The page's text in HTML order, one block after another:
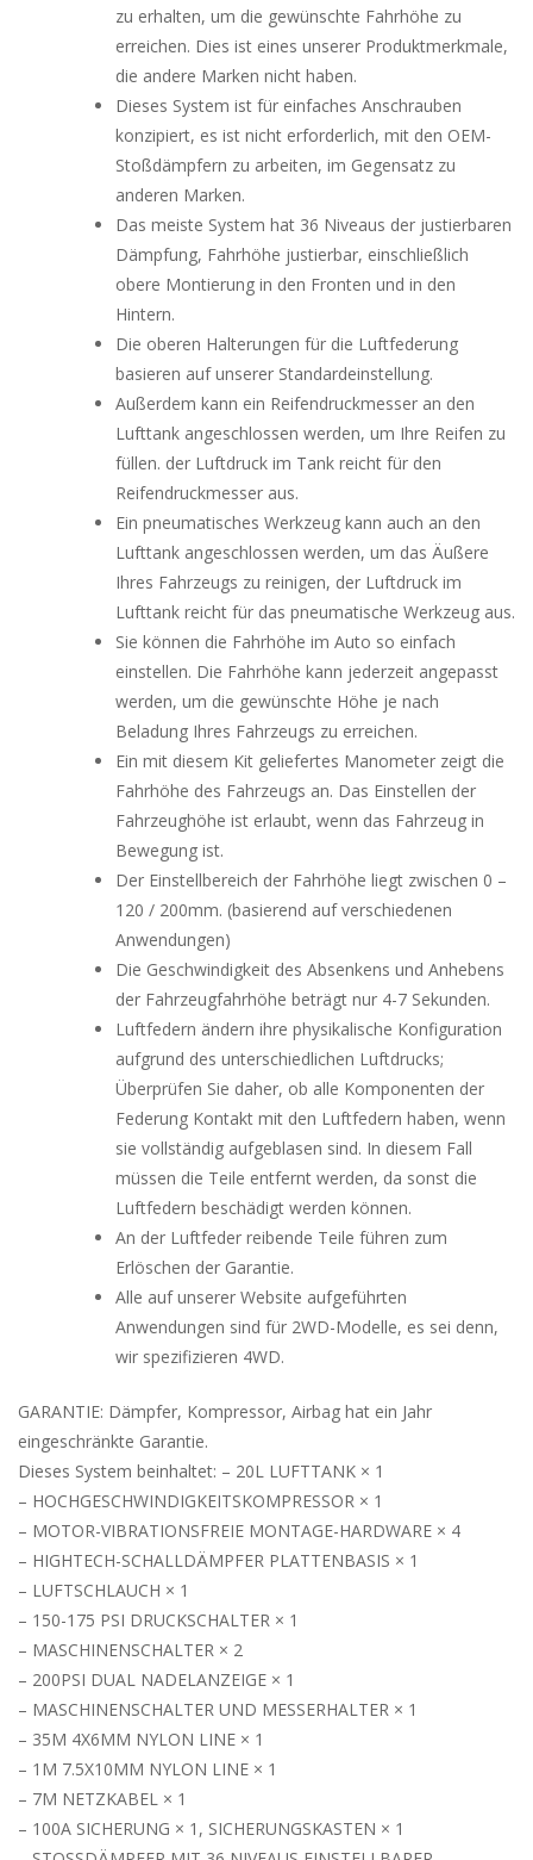
zu erhalten, um die gewünschte Fahrhöhe zu
erreichen. Dies ist eines unserer Produktmerkmale,
die andere Marken nicht haben.
Dieses System ist für einfaches Anschrauben
konzipiert, es ist nicht erforderlich, mit den OEM-
Stoßdämpfern zu arbeiten, im Gegensatz zu
anderen Marken.
Das meiste System hat 36 Niveaus der justierbaren
Dämpfung, Fahrhöhe justierbar, einschließlich
obere Montierung in den Fronten und in den
Hintern.
Die oberen Halterungen für die Luftfederung
basieren auf unserer Standardeinstellung.
Außerdem kann ein Reifendruckmesser an den
Lufttank angeschlossen werden, um Ihre Reifen zu
füllen. der Luftdruck im Tank reicht für den
Reifendruckmesser aus.
Ein pneumatisches Werkzeug kann auch an den
Lufttank angeschlossen werden, um das Äußere
Ihres Fahrzeugs zu reinigen, der Luftdruck im
Lufttank reicht für das pneumatische Werkzeug aus.
Sie können die Fahrhöhe im Auto so einfach
einstellen. Die Fahrhöhe kann jederzeit angepasst
werden, um die gewünschte Höhe je nach
Beladung Ihres Fahrzeugs zu erreichen.
Ein mit diesem Kit geliefertes Manometer zeigt die
Fahrhöhe des Fahrzeugs an. Das Einstellen der
Fahrzeughöhe ist erlaubt, wenn das Fahrzeug in
Bewegung ist.
Der Einstellbereich der Fahrhöhe liegt zwischen 0 –
120 / 200mm. (basierend auf verschiedenen
Anwendungen)
Die Geschwindigkeit des Absenkens und Anhebens
der Fahrzeugfahrhöhe beträgt nur 4-7 Sekunden.
Luftfedern ändern ihre physikalische Konfiguration
aufgrund des unterschiedlichen Luftdrucks;
Überprüfen Sie daher, ob alle Komponenten der
Federung Kontakt mit den Luftfedern haben, wenn
sie vollständig aufgeblasen sind. In diesem Fall
müssen die Teile entfernt werden, da sonst die
Luftfedern beschädigt werden können.
An der Luftfeder reibende Teile führen zum
Erlöschen der Garantie.
Alle auf unserer Website aufgeführten
Anwendungen sind für 2WD-Modelle, es sei denn,
wir spezifizieren 4WD.
GARANTIE: Dämpfer, Kompressor, Airbag hat ein Jahr
eingeschränkte Garantie.
Dieses System beinhaltet: – 20L LUFTTANK × 1
– HOCHGESCHWINDIGKEITSKOMPRESSOR × 1
– MOTOR-VIBRATIONSFREIE MONTAGE-HARDWARE × 4
– HIGHTECH-SCHALLDÄMPFER PLATTENBASIS × 1
– LUFTSCHLAUCH × 1
– 150-175 PSI DRUCKSCHALTER × 1
– MASCHINENSCHALTER × 2
– 200PSI DUAL NADELANZEIGE × 1
– MASCHINENSCHALTER UND MESSERHALTER × 1
– 35M 4X6MM NYLON LINE × 1
– 1M 7.5X10MM NYLON LINE × 1
– 7M NETZKABEL × 1
– 100A SICHERUNG × 1, SICHERUNGSKASTEN × 1